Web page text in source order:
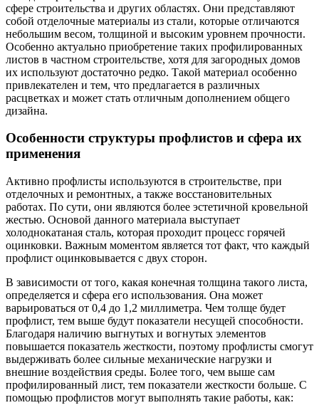
сфере строительства и других областях. Они представляют
собой отделочные материалы из стали, которые отличаются
небольшим весом, толщиной и высоким уровнем прочности.
Особенно актуально приобретение таких профилированных
листов в частном строительстве, хотя для загородных домов
их используют достаточно редко. Такой материал особенно
привлекателен и тем, что предлагается в различных
расцветках и может стать отличным дополнением общего
дизайна.
Особенности структуры профлистов и сфера их
применения
Активно профлисты используются в строительстве, при
отделочных и ремонтных, а также восстановительных
работах. По сути, они являются более эстетичной кровельной
жестью. Основой данного материала выступает
холоднокатаная сталь, которая проходит процесс горячей
оцинковки. Важным моментом является тот факт, что каждый
профлист оцинковывается с двух сторон.
В зависимости от того, какая конечная толщина такого листа,
определяется и сфера его использования. Она может
варьироваться от 0,4 до 1,2 миллиметра. Чем толще будет
профлист, тем выше будут показатели несущей способности.
Благодаря наличию выгнутых и вогнутых элементов
повышается показатель жесткости, поэтому профлисты смогут
выдерживать более сильные механические нагрузки и
внешние воздействия среды. Более того, чем выше сам
профилированный лист, тем показатели жесткости больше. С
помощью профлистов могут выполнять такие работы, как: